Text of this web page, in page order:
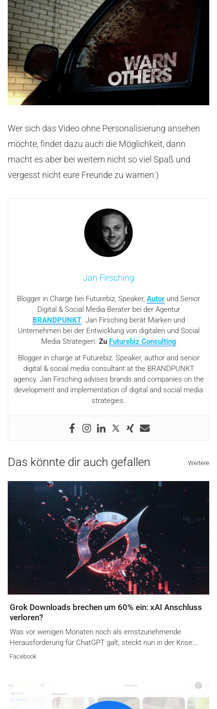
Wer sich das Video ohne Personalisierung ansehen
möchte, findet dazu auch die Möglichkeit, dann
macht es aber bei weitem nicht so viel Spaß und
vergesst nicht eure Freunde zu warnen:)
Jan Firsching
Blogger in Charge bei Futurebiz, Speaker, Autor und Senior
Digital & Social Media Berater bei der Agentur
BRANDPUNKT. Jan Firsching berät Marken und
Unternehmen bei der Entwicklung von digitalen und Social
Media Strategien. Zu Futurebiz Consulting
Blogger in charge at Futurebiz. Speaker, author and senior
digital & social media consultant at the BRANDPUNKT
agency. Jan Firsching advises brands and companies on the
development and implementation of digital and social media
strategies.
Das könnte dir auch gefallen Weitere
Grok Downloads brechen um 60% ein: xAI Anschluss
verloren?
Was vor wenigen Monaten noch als ernstzunehmende
Herausforderung für ChatGPT galt, steckt nun in der Krise:…
Facebook